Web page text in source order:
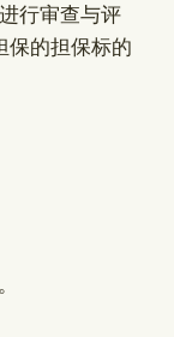
行审查与评
保的担保标的